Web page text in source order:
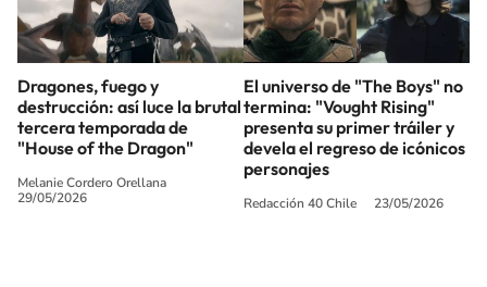
Dragones, fuego y
destrucción: así luce la brutal
tercera temporada de
"House of the Dragon"
Melanie Cordero Orellana
29/05/2026
El universo de "The Boys" no
termina: "Vought Rising"
presenta su primer tráiler y
devela el regreso de icónicos
personajes
Redacción 40 Chile 23/05/2026